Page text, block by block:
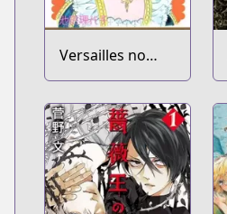
Versailles no
Bara